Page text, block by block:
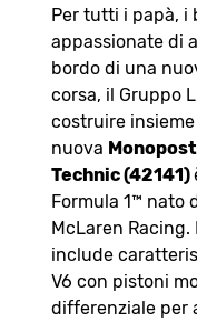
Per tutti i papà, i
appassionate di
bordo di una
corsa, il Gruppo
costruire
nuova
Technic (42141)
Formula 1™ nato
McLaren
include
V6 con pistoni
differenziale per